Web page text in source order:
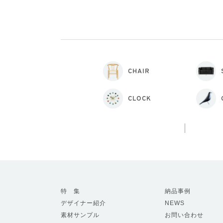
CHAIR
CLOCK
特 集
デザイナー紹介
素材サンプル
納品事例
NEWS
お問い合わせ